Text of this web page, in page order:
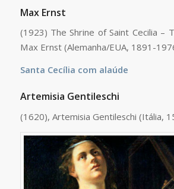
Max Ernst
(1923) The Shrine of Saint Cecilia –
Max Ernst (Alemanha/EUA, 1891-
Santa Cecília com alaúde
Artemisia Gentileschi
(1620), Artemisia Gentileschi (Itália,